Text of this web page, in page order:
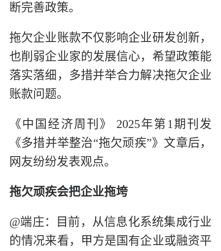
断完善政策。
拖欠企业账款不仅影响企业研发创新，
也削弱企业家的发展信心，希望政策能
落实落细，多措并举合力解决拖欠企业
账款问题。
《中国经济周刊》 2025年第1期刊发
《多措并举整治“拖欠顽疾”》文章后，
网友纷纷发表观点。
拖欠顽疾会把企业拖垮
@端庄：目前，从信息化系统集成行业
的情况来看，甲方是国有企业或融资平